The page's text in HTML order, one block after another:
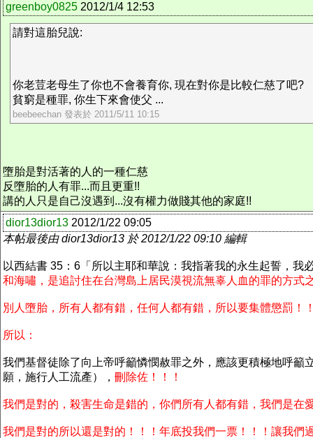
greenboy0825 2012/1/4 12:53
請對這胎兒說:
你老荳老母生了你也不會養育你, 現在對你是比較仁慈了吧?
貧窮是種罪, 你生下來會使父 ...
beebeechan 發表於 2011/5/11 10:15
墮胎是對活著的人的一種仁慈
反墮胎的人有罪...而且更重!!
講的人只是自己沒遇到...沒有權力做賤其他的家庭!!
dior13dior13 2012/1/22 09:05
本帖最後由 dior13dior13 於 2012/1/22 09:10 編輯
以西結書 35：6「所以主耶和華說：我指著我的永生起誓，我
和海嘯，是追討住在台灣島上居民漠視流無辜人血的罪的方式之
別人墮胎，所有人都有錯，任何人都有錯，所以要集體懲罰！
所以：
我們基督徒除了向上帝呼籲憐憫赦罪之外，應該更積極地呼
願，施行人工流產）， 刪除佐！！！
我們是對的，殺害生命是錯的，你們所有人都有錯，我們是在
我們是對的所以還是對的！！！年底投我們一票！！！讓我們